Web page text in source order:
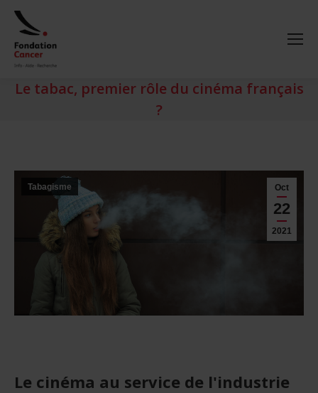
Le tabac, premier rôle du cinéma français
?
Oct
22
2021
Tabagisme
Le cinéma au service de l'industrie